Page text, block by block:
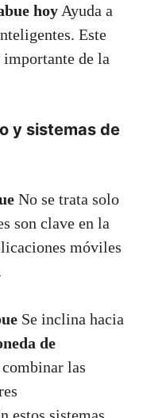
hoy Ayuda a
Este
importante de la
y sistemas de
No se trata solo
son clave en la
móviles
Se inclina hacia
de
las
estos sistemas,